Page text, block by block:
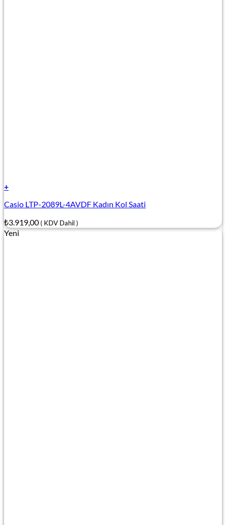
+
Casio LTP-2089L-4AVDF Kadın Kol Saati
₺3.919,00( KDV Dahil )
Yeni